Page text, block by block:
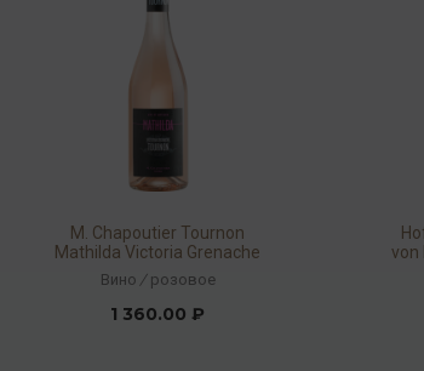
M. Chapoutier Tournon
Mathilda Victoria Grenache
2018 13% 0,75л
Вино / розовое
1 360.00 ₽
von